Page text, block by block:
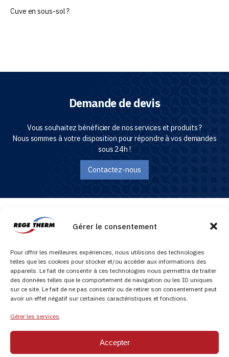
Gérer le consentement
Pour offrir les meilleures expériences, nous utilisons des technologies
telles que les cookies pour stocker et/ou accéder aux informations des
appareils. Le fait de consentir à ces technologies nous permettra de traiter
des données telles que le comportement de navigation ou les ID uniques
sur ce site. Le fait de ne pas consentir ou de retirer son consentement peut
avoir un effet négatif sur certaines caractéristiques et fonctions.
Gérer les services
Accepter
Cuve en sous-sol ?
Demande de devis
Vous souhaitez bénéficier de nos services et produits ?
Nous sommes à votre disposition pour répondre à vos demandes
sous 24h !
Contactez-nous
réparation des cuves hydrocarbures, application résine.
Nous contacter : 0800 710 520 (numéro vert)